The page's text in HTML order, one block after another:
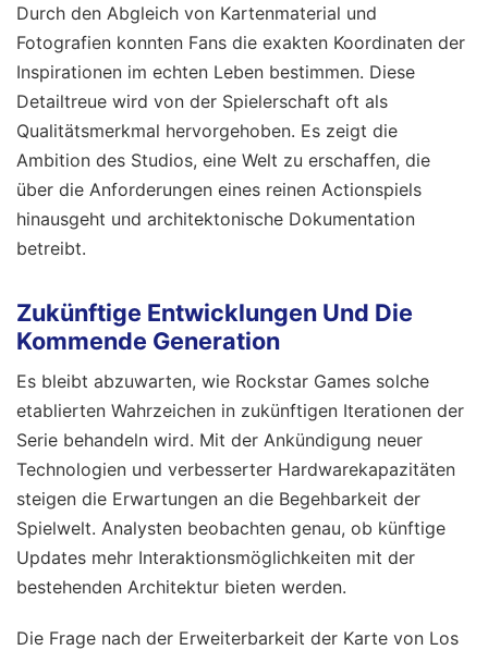
Durch den Abgleich von Kartenmaterial und
Fotografien konnten Fans die exakten Koordinaten der
Inspirationen im echten Leben bestimmen. Diese
Detailtreue wird von der Spielerschaft oft als
Qualitätsmerkmal hervorgehoben. Es zeigt die
Ambition des Studios, eine Welt zu erschaffen, die
über die Anforderungen eines reinen Actionspiels
hinausgeht und architektonische Dokumentation
betreibt.
Zukünftige Entwicklungen Und Die
Kommende Generation
Es bleibt abzuwarten, wie Rockstar Games solche
etablierten Wahrzeichen in zukünftigen Iterationen der
Serie behandeln wird. Mit der Ankündigung neuer
Technologien und verbesserter Hardwarekapazitäten
steigen die Erwartungen an die Begehbarkeit der
Spielwelt. Analysten beobachten genau, ob künftige
Updates mehr Interaktionsmöglichkeiten mit der
bestehenden Architektur bieten werden.
Die Frage nach der Erweiterbarkeit der Karte von Los